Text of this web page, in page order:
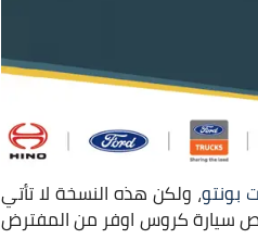
بونتو، ولكن هذه النسخة لا تأتي
سيارة كروس اوفر من المفترض